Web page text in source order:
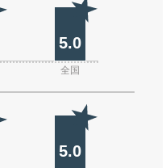
5.0
全国
5.0